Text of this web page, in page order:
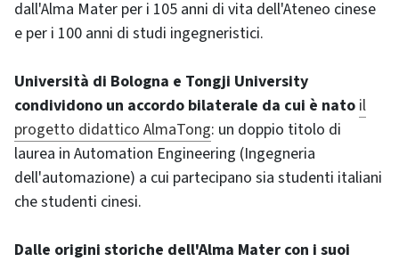
dall'Alma Mater per i 105 anni di vita dell'Ateneo cinese
e per i 100 anni di studi ingegneristici.
Università di Bologna e Tongji University
condividono un accordo bilaterale da cui è nato il
progetto didattico AlmaTong: un doppio titolo di
laurea in Automation Engineering (Ingegneria
dell'automazione) a cui partecipano sia studenti italiani
che studenti cinesi.
Dalle origini storiche dell'Alma Mater con i suoi